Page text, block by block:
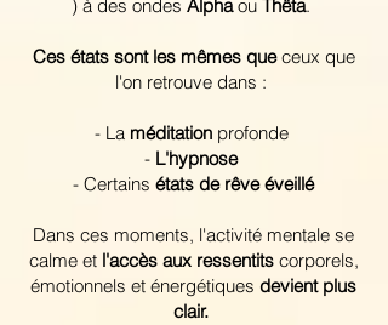
) à des ondes Alphaou Thêta.
Ces états sont les mêmes queceux que
l'on retrouve dans :
- La méditation profonde
- L'hypnose
- Certains états de rêve éveillé
Dans ces moments, l'activité mentale se
calme etl'accès aux ressentitscorporels,
émotionnels et énergétiques devient plus
clair.